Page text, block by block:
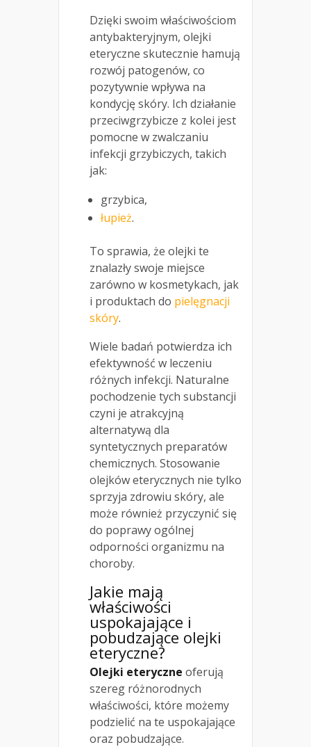
Dzięki swoim właściwościom
antybakteryjnym, olejki
eteryczne skutecznie hamują
rozwój patogenów, co
pozytywnie wpływa na
kondycję skóry. Ich działanie
przeciwgrzybicze z kolei jest
pomocne w zwalczaniu
infekcji grzybiczych, takich
jak:
grzybica,
łupież.
To sprawia, że olejki te
znalazły swoje miejsce
zarówno w kosmetykach, jak
i produktach do pielęgnacji
skóry.
Wiele badań potwierdza ich
efektywność w leczeniu
różnych infekcji. Naturalne
pochodzenie tych substancji
czyni je atrakcyjną
alternatywą dla
syntetycznych preparatów
chemicznych. Stosowanie
olejków eterycznych nie tylko
sprzyja zdrowiu skóry, ale
może również przyczynić się
do poprawy ogólnej
odporności organizmu na
choroby.
Jakie mają
właściwości
uspokajające i
pobudzające olejki
eteryczne?
Olejki eteryczne oferują
szereg różnorodnych
właściwości, które możemy
podzielić na te uspokajające
oraz pobudzające.